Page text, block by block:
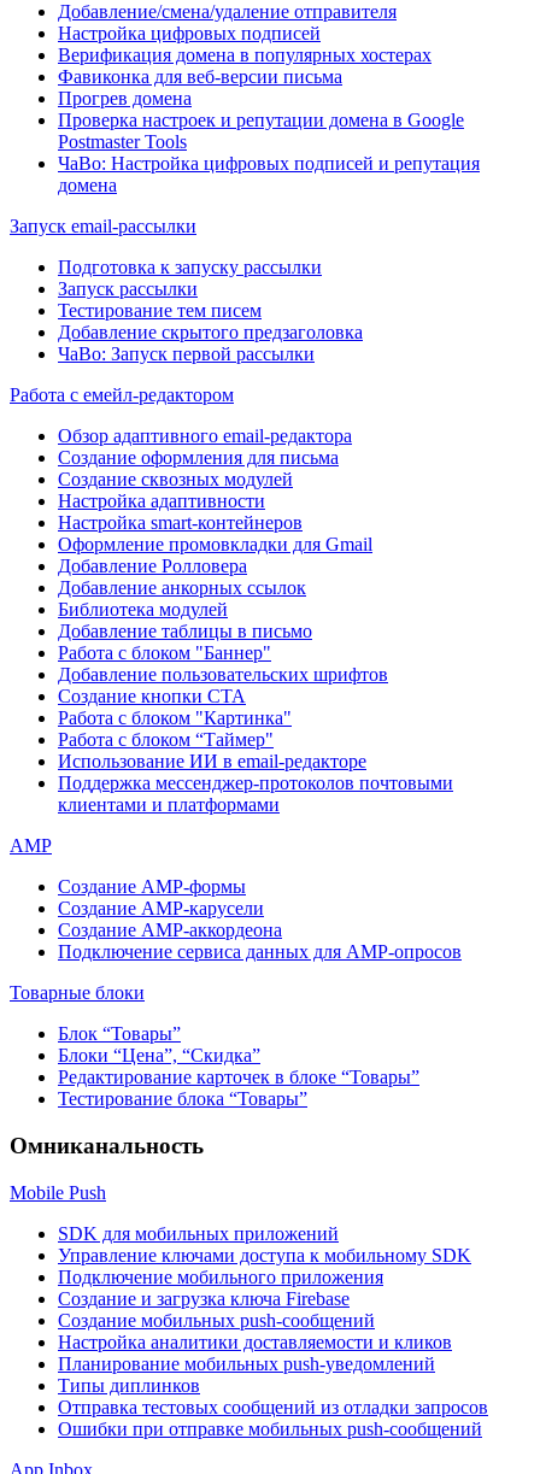
Добавление/смена/удаление отправителя
Настройка цифровых подписей
Верификация домена в популярных хостерах
Фавиконка для веб-версии письма
Прогрев домена
Проверка настроек и репутации домена в Google
Postmaster Tools
ЧаВо: Настройка цифровых подписей и репутация
домена
Запуск email-рассылки
Подготовка к запуску рассылки
Запуск рассылки
Тестирование тем писем
Добавление скрытого предзаголовка
ЧаВо: Запуск первой рассылки
Работа с емейл-редактором
Обзор адаптивного email-редактора
Создание оформления для письма
Создание сквозных модулей
Настройка адаптивности
Настройка smart-контейнеров
Оформление промовкладки для Gmail
Добавление Ролловера
Добавление анкорных ссылок
Библиотека модулей
Добавление таблицы в письмо
Работа с блоком "Баннер"
Добавление пользовательских шрифтов
Создание кнопки CTA
Работа с блоком "Картинка"
Работа с блоком “Таймер"
Использование ИИ в email-редакторе
Поддержка мессенджер-протоколов почтовыми
клиентами и платформами
AMP
Создание AMP-формы
Создание AMP-карусели
Создание AMP-аккордеона
Подключение сервиса данных для AMP-опросов
Товарные блоки
Блок “Товары”
Блоки “Цена”, “Скидка”
Редактирование карточек в блоке “Товары”
Тестирование блока “Товары”
Омниканальность
Mobile Push
SDK для мобильных приложений
Управление ключами доступа к мобильному SDK
Подключение мобильного приложения
Создание и загрузка ключа Firebase
Создание мобильных push-сообщений
Настройка аналитики доставляемости и кликов
Планирование мобильных push-уведомлений
Типы диплинков
Отправка тестовых сообщений из отладки запросов
Ошибки при отправке мобильных push-сообщений
App Inbox